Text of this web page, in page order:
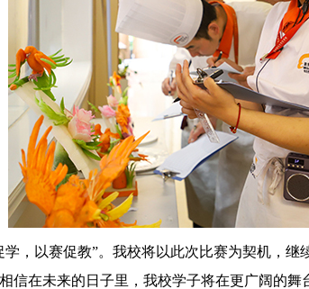
学，以赛促教”。我校将以此次比赛为契机，
信在未来的日子里，我校学子将在更广阔的